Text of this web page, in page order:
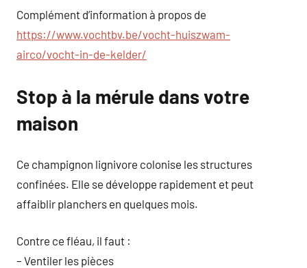
Complément d’information à propos de
https://www.vochtbv.be/vocht-huiszwam-
airco/vocht-in-de-kelder/
Stop à la mérule dans votre
maison
Ce champignon lignivore colonise les structures
confinées. Elle se développe rapidement et peut
affaiblir planchers en quelques mois.
Contre ce fléau, il faut :
– Ventiler les pièces